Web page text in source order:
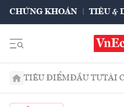
CHỨNG KHOÁN TIÊU &
TIÊU ĐIỂMĐẦU TƯTÀI